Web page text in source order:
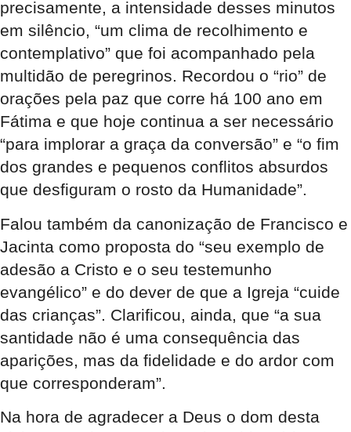
precisamente, a intensidade desses minutos
em silêncio, “um clima de recolhimento e
contemplativo” que foi acompanhado pela
multidão de peregrinos. Recordou o “rio” de
orações pela paz que corre há 100 ano em
Fátima e que hoje continua a ser necessário
“para implorar a graça da conversão” e “o fim
dos grandes e pequenos conflitos absurdos
que desfiguram o rosto da Humanidade”.
Falou também da canonização de Francisco e
Jacinta como proposta do “seu exemplo de
adesão a Cristo e o seu testemunho
evangélico” e do dever de que a Igreja “cuide
das crianças”. Clarificou, ainda, que “a sua
santidade não é uma consequência das
aparições, mas da fidelidade e do ardor com
que corresponderam”.
Na hora de agradecer a Deus o dom desta